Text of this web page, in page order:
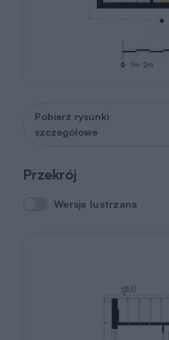
Pobierz rysunki
szczegółowe
Przekrój
Wersja lustrzana
Wersja lustrzana